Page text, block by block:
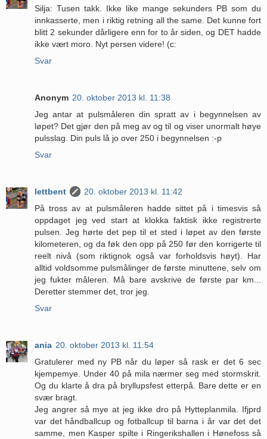
Silja: Tusen takk. Ikke like mange sekunders PB som du
innkasserte, men i riktig retning all the same. Det kunne fort
blitt 2 sekunder dårligere enn for to år siden, og DET hadde
ikke vært moro. Nyt persen videre! (c:
Svar
Anonym 20. oktober 2013 kl. 11:38
Jeg antar at pulsmåleren din spratt av i begynnelsen av
løpet? Det gjør den på meg av og til og viser unormalt høye
pulsslag. Din puls lå jo over 250 i begynnelsen :-p
Svar
lettbent
20. oktober 2013 kl. 11:42
På tross av at pulsmåleren hadde sittet på i timesvis så
oppdaget jeg ved start at klokka faktisk ikke registrerte
pulsen. Jeg hørte det pep til et sted i løpet av den første
kilometeren, og da føk den opp på 250 før den korrigerte til
reelt nivå (som riktignok også var forholdsvis høyt). Har
alltid voldsomme pulsmålinger de første minuttene, selv om
jeg fukter måleren. Må bare avskrive de første par km...
Deretter stemmer det, tror jeg.
Svar
ania 20. oktober 2013 kl. 11:54
Gratulerer med ny PB når du løper så rask er det 6 sec
kjempemye. Under 40 på mila nærmer seg med stormskrit.
Og du klarte å dra på bryllupsfest etterpå. Bare dette er en
svær bragt.
Jeg angrer så mye at jeg ikke dro på Hytteplanmila. Ifjprd
var det håndballcup og fotballcup til barna i år var det det
samme, men Kasper spilte i Ringerikshallen i Hønefoss så